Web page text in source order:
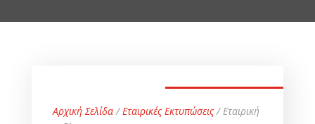
Αρχική Σελίδα/Εταιρικές Εκτυπώσεις/ Εταιρική